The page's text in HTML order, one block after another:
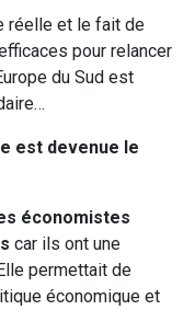
réelle et le fait de
pour relancer
du Sud est
est devenue le
économistes
car ils ont une
permettait de
économique et